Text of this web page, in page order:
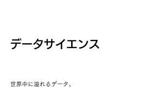
データサイエンス
世界中に溢れるデータ。